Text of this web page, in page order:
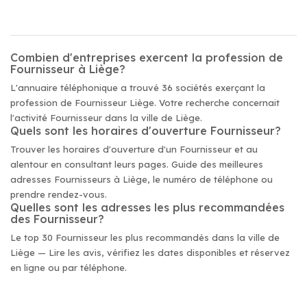
Combien d'entreprises exercent la profession de
Fournisseur à Liège?
L'annuaire téléphonique a trouvé 36 sociétés exerçant la
profession de Fournisseur Liège. Votre recherche concernait
l'activité Fournisseur dans la ville de Liège.
Quels sont les horaires d'ouverture Fournisseur?
Trouver les horaires d'ouverture d'un Fournisseur et au
alentour en consultant leurs pages. Guide des meilleures
adresses Fournisseurs à Liège, le numéro de téléphone ou
prendre rendez-vous.
Quelles sont les adresses les plus recommandées
des Fournisseur?
Le top 30 Fournisseur les plus recommandés dans la ville de
Liège — Lire les avis, vérifiez les dates disponibles et réservez
en ligne ou par téléphone.